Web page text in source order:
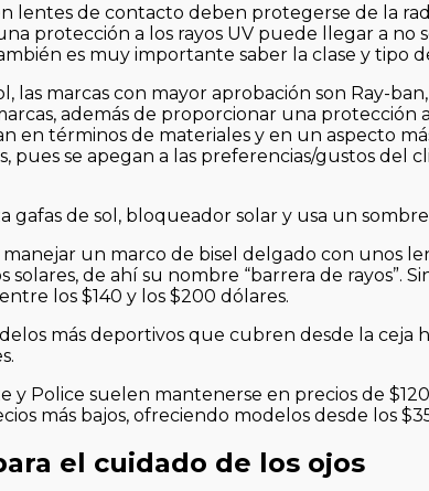
lentes de contacto deben protegerse de la
protección a los rayos UV puede llegar a
es muy importante saber la clase y tipo
las marcas con mayor aprobación son Ray-
además de proporcionar una protección
en términos de materiales y en un aspecto
pues se apegan a las preferencias/gustos del
gafas de sol, bloqueador solar y usa un
manejar un marco de bisel delgado con unos
de ahí su nombre “barrera de rayos”.
los $140 y los $200 dólares.
más deportivos que cubren desde la ceja
y Police suelen mantenerse en precios de
más bajos, ofreciendo modelos desde los
el cuidado de los ojos